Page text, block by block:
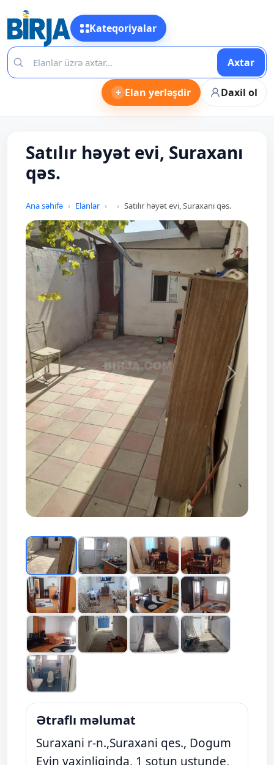
Kateqoriyalar
Axtar
+ Elan yerləşdir Daxil ol
Satılır həyət evi, Suraxanı
qəs.
Ana səhifə Elanlar Satılır həyət evi, Suraxanı qəs.
Prev Next
Ətraflı məlumat
Suraxani r-n.,Suraxani qes., Dogum
Evin yaxinliginda, 1 sotun ustunde,